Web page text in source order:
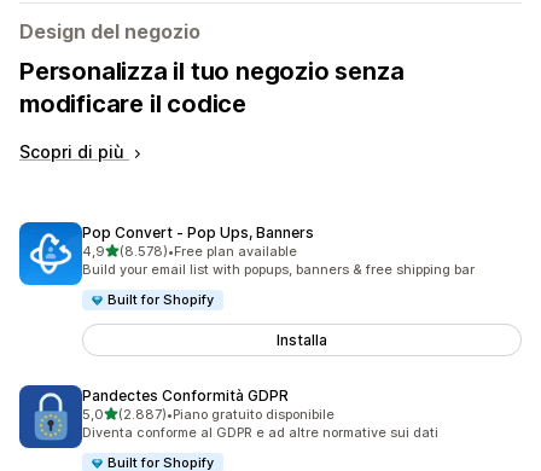
Design del negozio
Personalizza il tuo negozio senza
modificare il codice
Scopri di più
Pop Convert ‑ Pop Ups, Banners
4,9stelle su 5
(8.578)
8578 recensioni totali
•Free plan available
Build your email list with popups, banners & free shipping bar
Built for Shopify
Installa
Pandectes Conformità GDPR
5,0stelle su 5
(2.887)
2887 recensioni totali
•Piano gratuito disponibile
Diventa conforme al GDPR e ad altre normative sui dati
Built for Shopify